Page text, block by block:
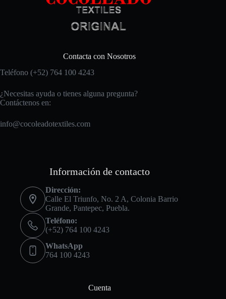
Contacta con Nosotros
Teléfono (+52) 764 100 4243
¿Necesitas ayuda o tienes alguna pregunta?
Contáctenos en:
info@cocoleadotextiles.com
Información de contacto
Dirección:
Calle El Triunfo, No. 2 A, Colonia Barrio
Grande, Pantepec, Puebla.
Teléfono:
(+52) 764 100 4243
WhatsApp
764 100 4243
Cuenta